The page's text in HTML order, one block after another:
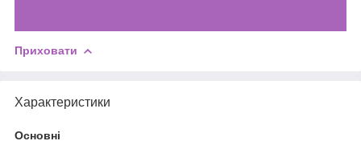
Приховати
Характеристики
Основні